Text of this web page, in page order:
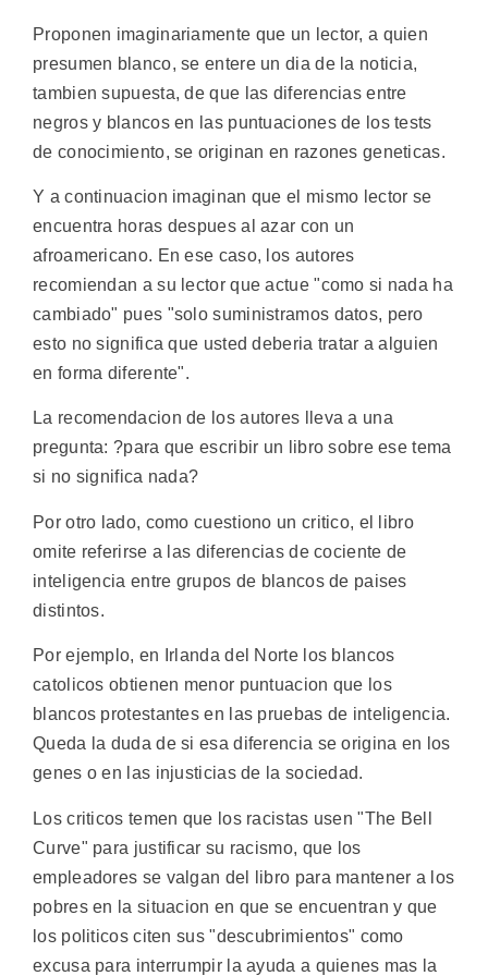
Proponen imaginariamente que un lector, a quien
presumen blanco, se entere un dia de la noticia,
tambien supuesta, de que las diferencias entre
negros y blancos en las puntuaciones de los tests
de conocimiento, se originan en razones geneticas.
Y a continuacion imaginan que el mismo lector se
encuentra horas despues al azar con un
afroamericano. En ese caso, los autores
recomiendan a su lector que actue "como si nada ha
cambiado" pues "solo suministramos datos, pero
esto no significa que usted deberia tratar a alguien
en forma diferente".
La recomendacion de los autores lleva a una
pregunta: ?para que escribir un libro sobre ese tema
si no significa nada?
Por otro lado, como cuestiono un critico, el libro
omite referirse a las diferencias de cociente de
inteligencia entre grupos de blancos de paises
distintos.
Por ejemplo, en Irlanda del Norte los blancos
catolicos obtienen menor puntuacion que los
blancos protestantes en las pruebas de inteligencia.
Queda la duda de si esa diferencia se origina en los
genes o en las injusticias de la sociedad.
Los criticos temen que los racistas usen "The Bell
Curve" para justificar su racismo, que los
empleadores se valgan del libro para mantener a los
pobres en la situacion en que se encuentran y que
los politicos citen sus "descubrimientos" como
excusa para interrumpir la ayuda a quienes mas la